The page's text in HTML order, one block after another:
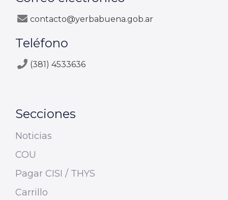
contacto@yerbabuena.gob.ar
Teléfono
(381) 4533636
Secciones
Noticias
COU
Pagar CISI / THYS
Carrillo